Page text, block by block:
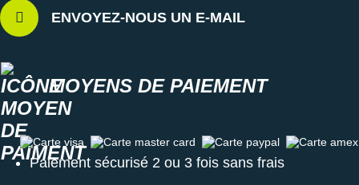
ENVOYEZ-NOUS UN E-MAIL
MOYENS DE PAIEMENT
Carte visa Carte master card Carte paypal Carte amex
Paiement sécurisé 2 ou 3 fois sans frais